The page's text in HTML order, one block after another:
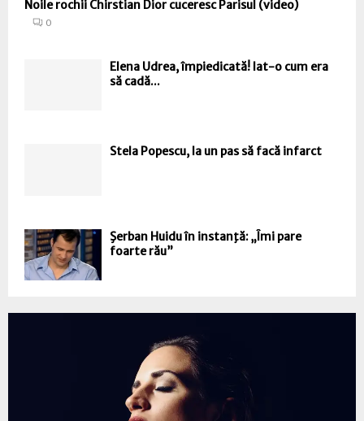
Noile rochii Chirstian Dior cuceresc Parisul (video)
0
Elena Udrea, împiedicată! Iat-o cum era
să cadă...
Stela Popescu, la un pas să facă infarct
Şerban Huidu în instanţă: „Îmi pare
foarte rău”